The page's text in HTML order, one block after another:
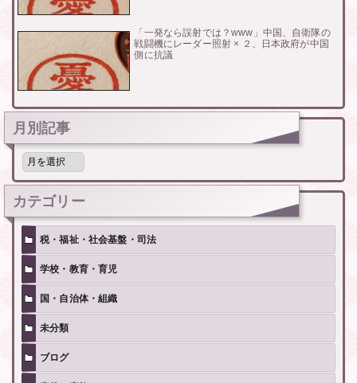
「一発なら誤射では？www」中国、自衛隊の
戦闘機にレーダー照射 × ２、日本政府が中国
側に抗議
月別記事
月
記
事
カテゴリー
税・福祉・社会基盤・司法
学校・教育・育児
国・自治体・組織
未分類
ブログ